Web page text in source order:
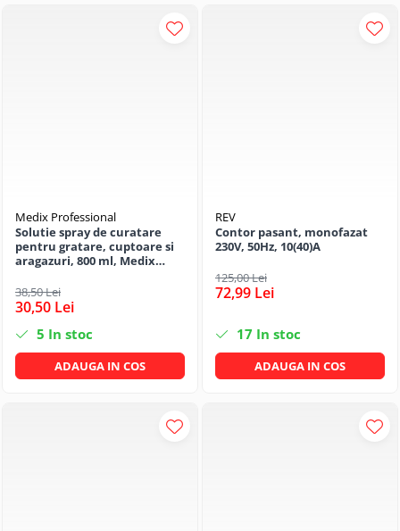
Medix Professional
Solutie spray de curatare
pentru gratare, cuptoare si
aragazuri, 800 ml, Medix
38,50 Lei
30,50 Lei
5 In stoc
ADAUGA IN COS
REV
Contor pasant, monofazat
230V, 50Hz, 10(40)A
125,00 Lei
72,99 Lei
17 In stoc
ADAUGA IN COS